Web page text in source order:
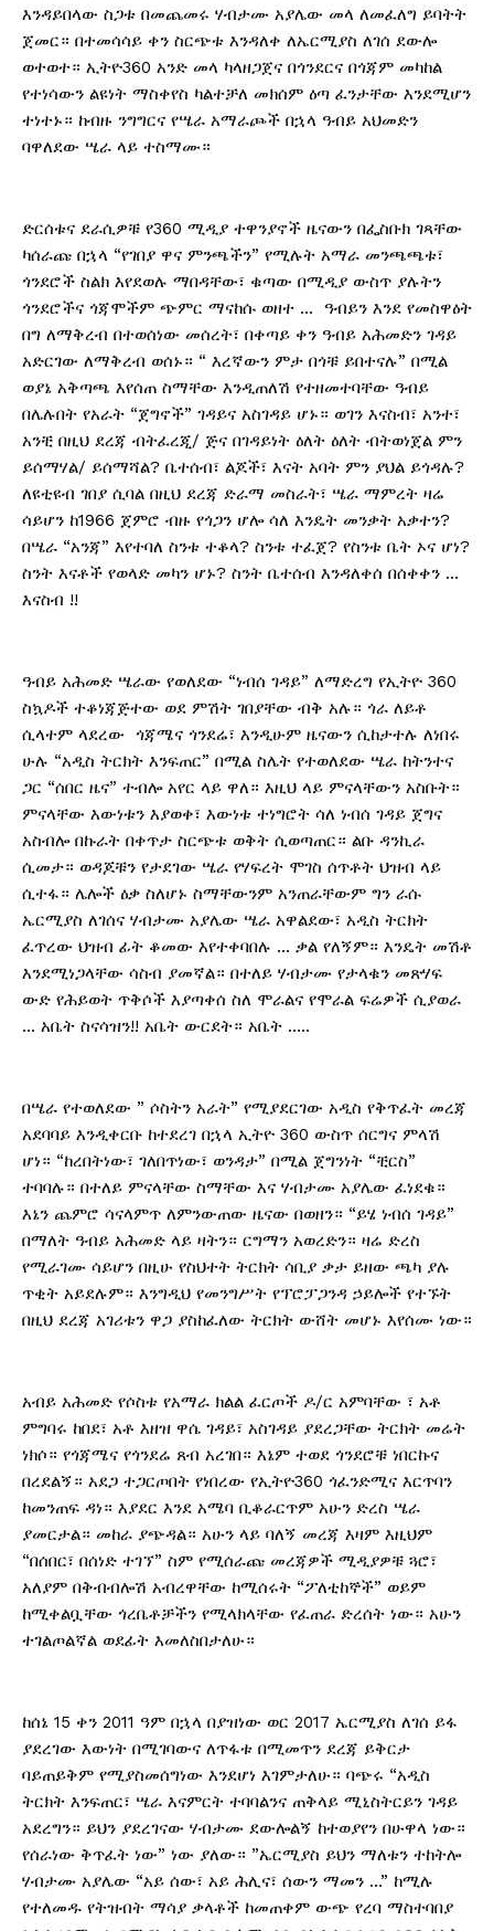
እንዳይበላው ስጋቱ በመጨመሩ ሃብታሙ አያሌው መላ ለመፈለግ ይባትት
ጀመር። በተመሳሳይ ቀን ስርጭቱ እንዳለቀ ለኤርሚያስ ለገሰ ደውሎ
ወተወተ። ኢትዮ360 አንድ መላ ካላዘጋጀና በጎንደርና በጎጃም መካከል
የተነሳውን ልዩነት ማስቀየስ ካልተቻለ መክሰም ዕጣ ፈንታቸው እንደሚሆን
ተነተኑ። ከብዙ ንግግርና የሤራ አማራጮች በኋላ ዓብይ አህመድን
ባዋለደው ሤራ ላይ ተስማሙ።
ድርሰቱና ደራሲዎቹ የ360 ሚዲያ ተዋንያኖች ዜናውን በፌስቡክ ገጻቸው
ካሰራጩ በኋላ “የገበያ ዋና ምንጫችን” የሚሉት አማራ መንጫጫቱ፣
ጎንደሮች ስልክ እየደወሉ ማበዳቸው፣ ቁጣው በሚዲያ ውስጥ ያሉትን
ጎንደሮችና ጎጃሞችም ጭምር ማናከሱ ወዘተ … ዓብይን እንደ የመስዋዕት
በግ ለማቅረብ በተወሰነው መሰረት፣ በቀጣይ ቀን ዓብይ አሕመድን ገዳይ
አድርገው ለማቅረብ ወሰኑ። “ እረኛውን ምታ በጎቹ ይበተናሉ” በሚል
ወያኔ አቅጣጫ እየሰጠ ስማቸው እንዲጠለሽ የተዘመተባቸው ዓብይ
በሌሉበት የአራት “ጀግኖች” ገዳይና አስገዳይ ሆኑ። ወገን እናስብ፣ አንተ፣
አንቺ በዚህ ደረጃ ብትፈረጂ/ ጅና በገዳይነት ዕለት ዕለት ብትወነጀል ምን
ይሰማሃል/ ይሰማሻል? ቤተሰብ፣ ልጆች፣ እናት አባት ምን ያህል ይጎዳሉ?
ለዩቲዩብ ገበያ ሲባል በዚህ ደረጃ ድራማ መስራት፣ ሤራ ማምረት ዛሬ
ሳይሆን ከ1966 ጀምሮ ብዙ የጎጋን ሆሎ ሳለ እንዴት መንቃት አቃተን?
በሤራ “አንጃ” እየተባለ ስንቱ ተቆላ? ስንቱ ተፈጀ? የስንቱ ቤት ኦና ሆነ?
ስንት እናቶች የወላድ መካን ሆኑ? ስንት ቤተሰብ እንዳለቀሰ በሰቀቀን …
እናስብ !!
ዓብይ አሕመድ ሤራው የወለደው “ነብሰ ገዳይ” ለማድረግ የኢትዮ 360
ስኳዶች ተቆነጃጅተው ወደ ምሽት ገበያቸው ብቅ አሉ። ጎራ ለይቶ
ሲላተም ላደረው ጎጃሜና ጎንደሬ፣ እንዲሁም ዜናውን ሲከታተሉ ለነበሩ
ሁሉ “አዲስ ትርክት እንፍጠር” በሚል ስሌት የተወለደው ሤራ ከትንተና
ጋር “ሰበር ዜና” ተብሎ አየር ላይ ዋለ። እዚህ ላይ ምናላቸውን አስቡት።
ምናላቸው እውነቱን እያወቀ፣ እውነቱ ተነግሮት ሳለ ነብሰ ገዳይ ጀግና
አስብሎ በኩራት በቀጥታ ስርጭቱ ወቅት ሲወጣጠር። ልቡ ዳንኪራ
ሲመታ። ወዳጆቹን የታደገው ሤራ የሃፍረት ሞገስ ሰጥቶት ህዝብ ላይ
ሲተፋ። ሌሎች ዕቃ ስለሆኑ ስማቸውንም አንጠራቸውም ግን ራሱ
ኤርሚያስ ለገሰና ሃብታሙ አያሌው ሤራ አዋልደው፣ አዲስ ትርክት
ፈጥረው ህዝብ ፊት ቆመው እየተቀባበሉ … ቃል የለኝም። እንዴት መሽቶ
እንደሚነጋላቸው ሳስብ ያመኛል። በተለይ ሃብታሙ የታላቁን መጽሃፍ
ውድ የሕይወት ጥቅሶች እያጣቀሰ ስለ ሞራልና የሞራል ፍሬዎች ሲያወራ
… አቤት ስናሳዝን!! አቤት ውርደት። አቤት …..
በሤራ የተወለደው ” ሶስትን አራት” የሚያደርገው አዲስ የቅጥፈት መረጃ
አደባባይ እንዲቀርቡ ከተደረገ በኋላ ኢትዮ 360 ውስጥ ሰርግና ምላሽ
ሆነ። “ከረበትነው፣ ገለበጥነው፣ ወንዳታ” በሚል ጀግንነት “ቺርስ”
ተባባሉ። በተለይ ምናላቸው ስማቸው እና ሃብታሙ አያሌው ፈነደቁ።
እኔን ጨምሮ ሳናላምጥ ለምንውጠው ዜናው በወዘን። “ይሄ ነብሰ ገዳይ”
በማለት ዓብይ አሕመድ ላይ ዛትን። ርግማን አወረድን። ዛሬ ድረስ
የሚራገሙ ሳይሆን በዚሁ የስህተት ትርክት ሳቢያ ቃታ ይዘው ጫካ ያሉ
ጥቂት አይደሉም። እንግዲህ የመንግሥት የፕሮፓጋንዳ ኃይሎች የተኙት
በዚህ ደረጃ አገሪቱን ዋጋ ያስከፈለው ትርክት ውሸት መሆኑ እየሰሙ ነው።
አብይ አሕመድ የሶስቱ የአማራ ክልል ፈርጦች ዶ/ር አምባቸው ፣ አቶ
ምግባሩ ከበደ፣ አቶ እዘዝ ዋሴ ገዳይ፣ አስገዳይ ያደረጋቸው ትርክት መሬት
ነክሶ። የጎጃሜና የጎንደሬ ጸብ አረገበ። እኔም ተወደ ጎንደሮቹ ነበርኩና
በረደልኝ። አደጋ ተጋርጦበት የነበረው የኢትዮ360 ጎፈንድሚና እርጥባን
ከመንጠፍ ዳነ። እያደር እንደ አሜባ ቢቆራርጥም አሁን ድረስ ሤራ
ያመርታል። መከራ ያጭዳል። አሁን ላይ ባለኝ መረጃ እዛም እዚህም
“በሰበር፣ በሰነድ ተገኘ” ስም የሚሰራጩ መረጃዎች ሚዲያዎቹ ጓሮ፣
አለያም በቅብብሎሽ አብረዋቸው ከሚሰሩት “ፖለቲከኞች” ወይም
ከሚቀልቧቸው ጎረቤቶቻችን የሚላክላቸው የፈጠራ ድረሰት ነው። አሁን
ተገልጦልኛል ወደፊት እመለስበታለሁ።
ከሰኔ 15 ቀን 2011 ዓም በኋላ በያዝነው ወር 2017 ኤርሚያስ ለገሰ ይፋ
ያደረገው እውነት በሚገባውና ለጥፋቱ በሚመጥን ደረጃ ይቅርታ
ባይጠይቅም የሚያስመሰግነው እንደሆነ እገምታለሁ። ባጭሩ “አዲስ
ትርክት እንፍጠር፣ ሤራ እናምርት ተባባልንና ጠቅላይ ሚኒስትርይን ገዳይ
አደረግን። ይህን ያደረገናው ሃብታሙ ደውሎልኝ ከተወያየን በሁዋላ ነው።
የሰራነው ቅጥፈት ነው” ነው ያለው። ”ኤርሚያስ ይህን ማለቱን ተከትሎ
ሃብታሙ አያሌው “አይ ሰው፣ አይ ሕሊና፣ ሰውን ማመን …” ከሚሉ
የተለመዱ የትዝብት ማሳያ ቃላቶች ከመጠቀም ውጭ የረባ ማስተባበያ